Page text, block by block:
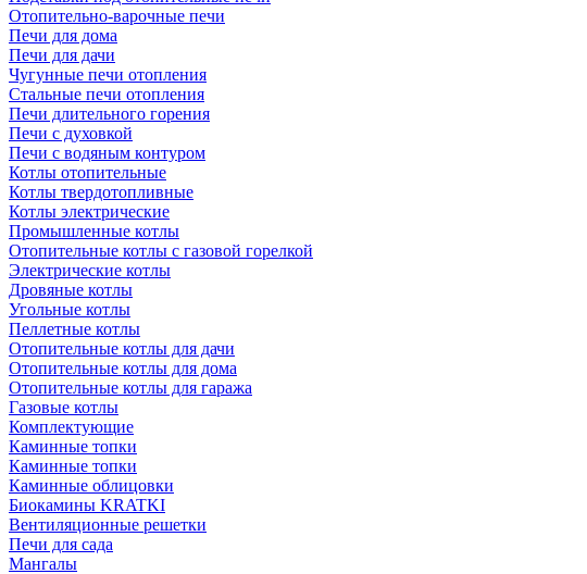
Отопительно-варочные печи
Печи для дома
Печи для дачи
Чугунные печи отопления
Стальные печи отопления
Печи длительного горения
Печи с духовкой
Печи с водяным контуром
Котлы отопительные
Котлы твердотопливные
Котлы электрические
Промышленные котлы
Отопительные котлы с газовой горелкой
Электрические котлы
Дровяные котлы
Угольные котлы
Пеллетные котлы
Отопительные котлы для дачи
Отопительные котлы для дома
Отопительные котлы для гаража
Газовые котлы
Комплектующие
Каминные топки
Каминные топки
Каминные облицовки
Биокамины KRATKI
Вентиляционные решетки
Печи для сада
Мангалы